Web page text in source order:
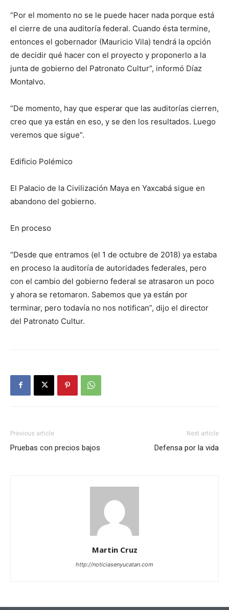
“Por el momento no se le puede hacer nada porque está
el cierre de una auditoría federal. Cuando ésta termine,
entonces el gobernador (Mauricio Vila) tendrá la opción
de decidir qué hacer con el proyecto y proponerlo a la
junta de gobierno del Patronato Cultur”, informó Díaz
Montalvo.
“De momento, hay que esperar que las auditorías cierren,
creo que ya están en eso, y se den los resultados. Luego
veremos que sigue”.
Edificio Polémico
El Palacio de la Civilización Maya en Yaxcabá sigue en
abandono del gobierno.
En proceso
“Desde que entramos (el 1 de octubre de 2018) ya estaba
en proceso la auditoría de autoridades federales, pero
con el cambio del gobierno federal se atrasaron un poco
y ahora se retomaron. Sabemos que ya están por
terminar, pero todavía no nos notifican”, dijo el director
del Patronato Cultur.
Previous article
Pruebas con precios bajos
Next article
Defensa por la vida
Martin Cruz
http://noticiasenyucatan.com